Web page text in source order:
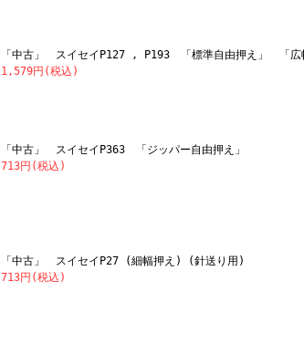
「中古」 スイセイP127 , P193 「標準自由押え」 「広
1,579円(税込)
「中古」 スイセイP363 「ジッパー自由押え」
713円(税込)
「中古」 スイセイP27 (細幅押え) (針送り用)
713円(税込)